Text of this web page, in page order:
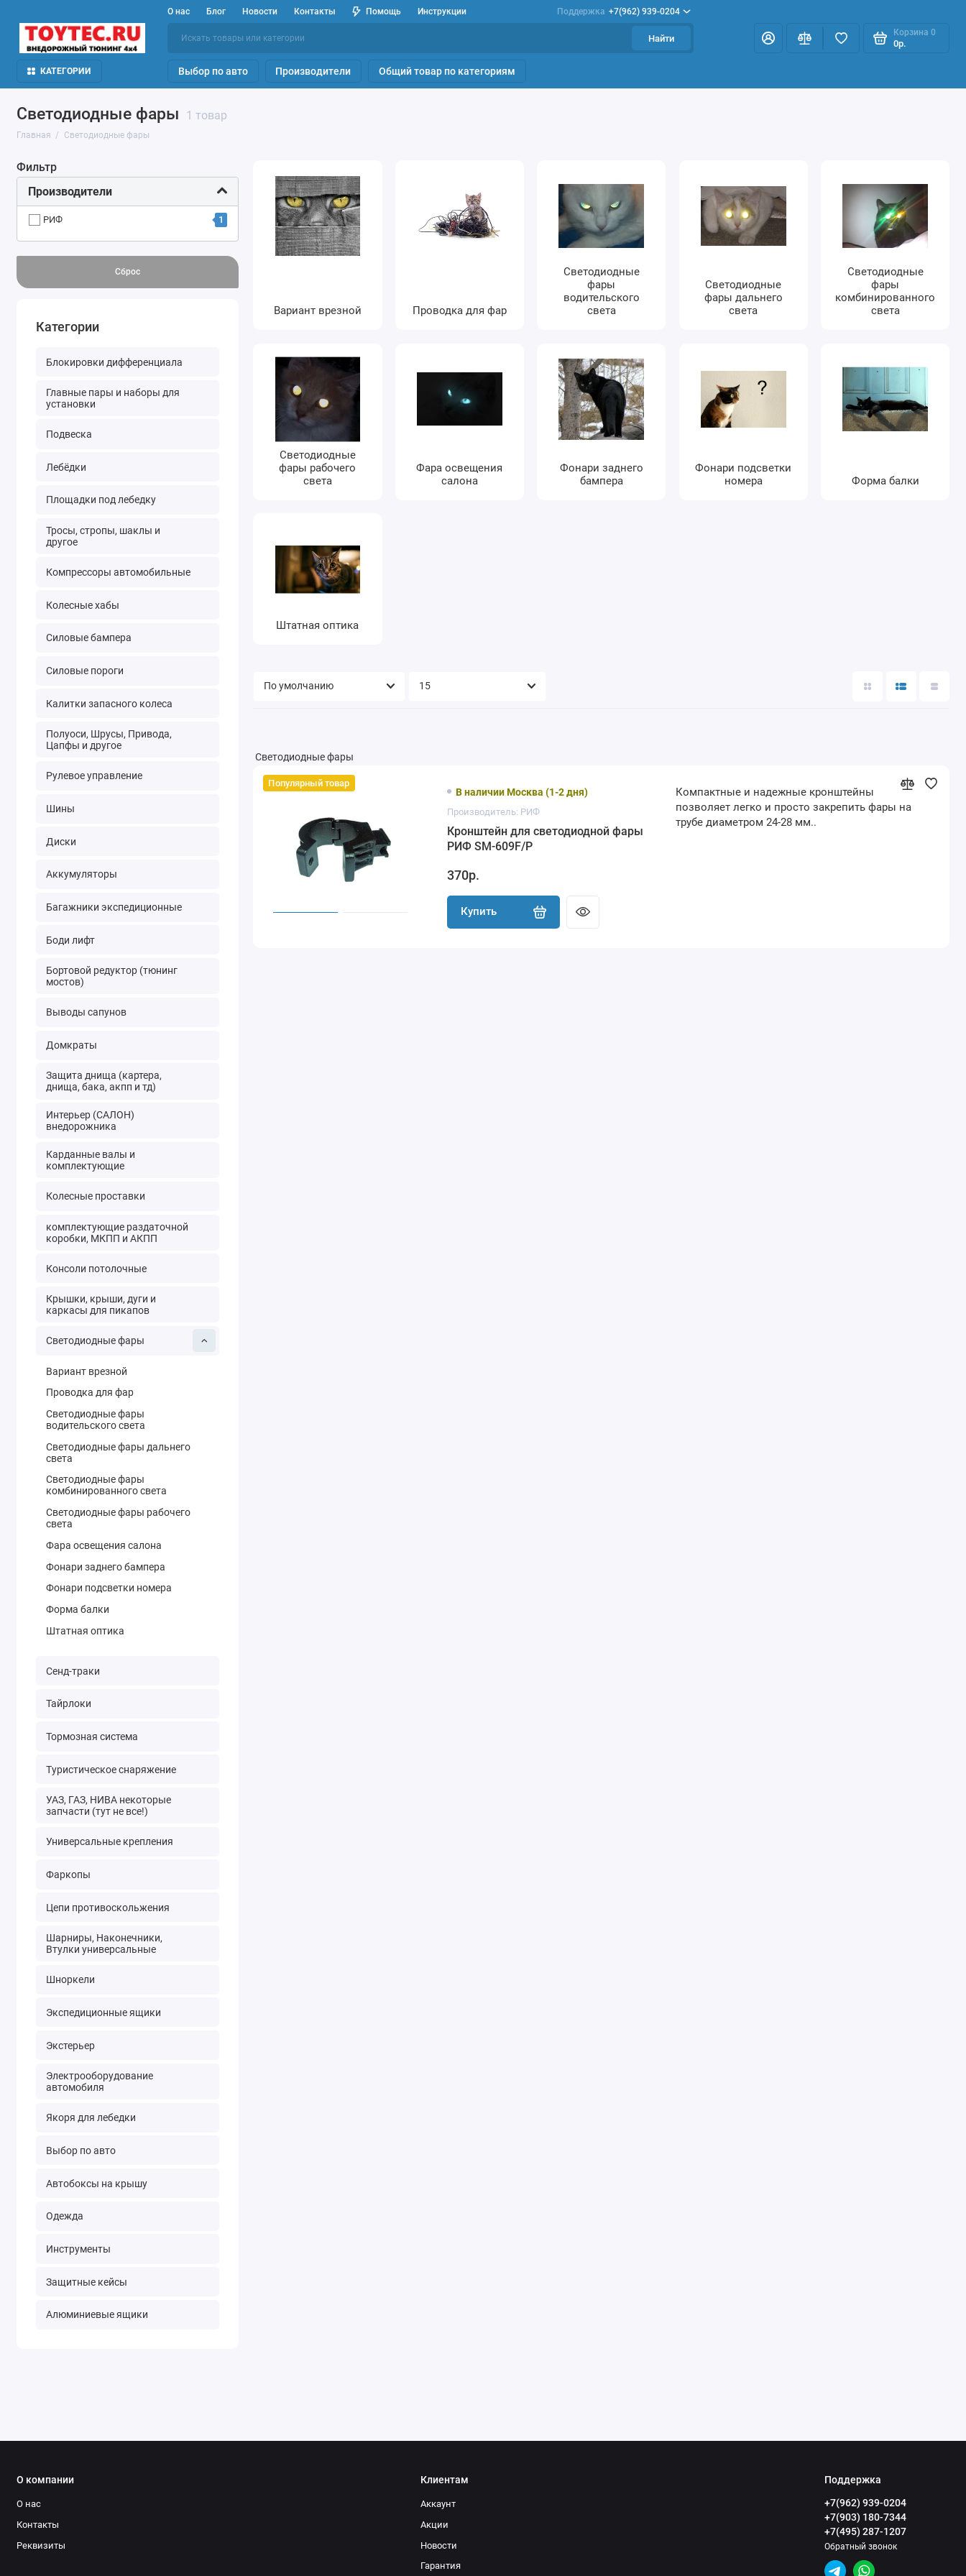
О нас Блог Новости Контакты Помощь Инструкции Поддержка +7(962) 939-0204
Найти
Корзина 0
0р.
КАТЕГОРИИ Выбор по авто Производители Общий товар по категориям
Светодиодные фары 1 товар
Главная Светодиодные фары
Фильтр
Производители
РИФ 1
Сброс
Категории
Блокировки дифференциала
Главные пары и наборы для
установки
Подвеска
Лебёдки
Площадки под лебедку
Тросы, стропы, шаклы и
другое
Компрессоры автомобильные
Колесные хабы
Силовые бампера
Силовые пороги
Калитки запасного колеса
Полуоси, Шрусы, Привода,
Цапфы и другое
Рулевое управление
Шины
Диски
Аккумуляторы
Багажники экспедиционные
Боди лифт
Бортовой редуктор (тюнинг
мостов)
Выводы сапунов
Домкраты
Защита днища (картера,
днища, бака, акпп и тд)
Интерьер (САЛОН)
внедорожника
Карданные валы и
комплектующие
Колесные проставки
комплектующие раздаточной
коробки, МКПП и АКПП
Консоли потолочные
Крышки, крыши, дуги и
каркасы для пикапов
Светодиодные фары
Вариант врезной
Проводка для фар
Светодиодные фары
водительского света
Светодиодные фары дальнего
света
Светодиодные фары
комбинированного света
Светодиодные фары рабочего
света
Фара освещения салона
Фонари заднего бампера
Фонари подсветки номера
Форма балки
Штатная оптика
Сенд-траки
Тайрлоки
Тормозная система
Туристическое снаряжение
УАЗ, ГАЗ, НИВА некоторые
запчасти (тут не все!)
Универсальные крепления
Фаркопы
Цепи противоскольжения
Шарниры, Наконечники,
Втулки универсальные
Шноркели
Экспедиционные ящики
Экстерьер
Электрооборудование
автомобиля
Якоря для лебедки
Выбор по авто
Автобоксы на крышу
Одежда
Инструменты
Защитные кейсы
Алюминиевые ящики
Вариант врезной Проводка для фар
Светодиодные
фары
водительского
света
Светодиодные
фары дальнего
света
Светодиодные
фары
комбинированного
света
Светодиодные
фары рабочего
света
Фара освещения
салона
Фонари заднего
бампера
Фонари подсветки
номера
Форма балки
Штатная оптика
Светодиодные фары
Популярный товар
В наличии Москва (1-2 дня)
Производитель: РИФ
Кронштейн для светодиодной фары
РИФ SM-609F/P
370р.
Купить
Компактные и надежные кронштейны
позволяет легко и просто закрепить фары на
трубе диаметром 24-28 мм..
О компании
О нас
Контакты
Реквизиты
Клиентам
Аккаунт
Акции
Новости
Гарантия
Поддержка
+7(962) 939-0204
+7(903) 180-7344
+7(495) 287-1207
Обратный звонок